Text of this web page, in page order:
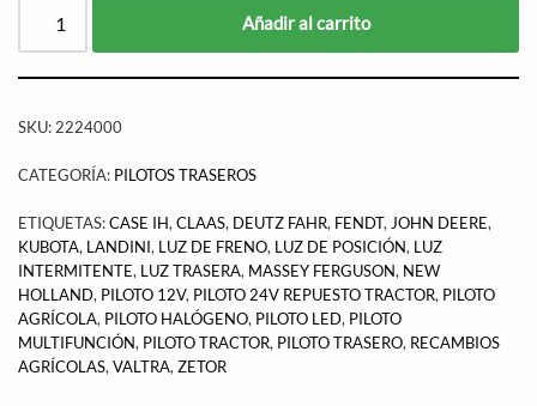
Añadir al carrito
SKU: 2224000
CATEGORÍA: PILOTOS TRASEROS
ETIQUETAS:CASE IH, CLAAS, DEUTZ FAHR, FENDT, JOHN DEERE,
KUBOTA, LANDINI, LUZ DE FRENO, LUZ DE POSICIÓN, LUZ
INTERMITENTE, LUZ TRASERA, MASSEY FERGUSON, NEW
HOLLAND, PILOTO 12V, PILOTO 24V REPUESTO TRACTOR, PILOTO
AGRÍCOLA, PILOTO HALÓGENO, PILOTO LED, PILOTO
MULTIFUNCIÓN, PILOTO TRACTOR, PILOTO TRASERO, RECAMBIOS
AGRÍCOLAS, VALTRA, ZETOR